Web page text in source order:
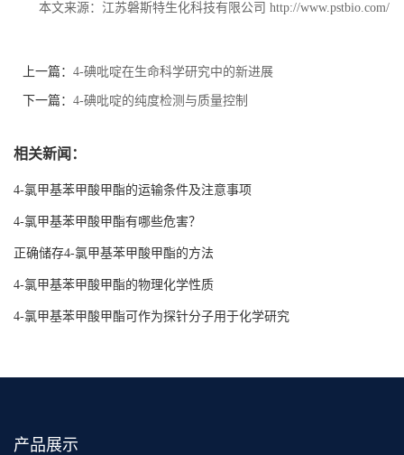
本文来源：江苏磐斯特生化科技有限公司 http://www.pstbio.com/
上一篇： 4-碘吡啶在生命科学研究中的新进展
下一篇： 4-碘吡啶的纯度检测与质量控制
相关新闻：
4-氯甲基苯甲酸甲酯的运输条件及注意事项
4-氯甲基苯甲酸甲酯有哪些危害？
正确储存4-氯甲基苯甲酸甲酯的方法
4-氯甲基苯甲酸甲酯的物理化学性质
4-氯甲基苯甲酸甲酯可作为探针分子用于化学研究
产品展示